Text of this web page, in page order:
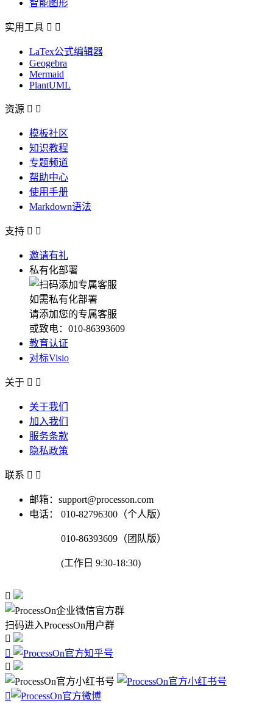
智能图形
实用工具  
LaTex公式编辑器
Geogebra
Mermaid
PlantUML
资源  
模板社区
知识教程
专题频道
帮助中心
使用手册
Markdown语法
支持  
邀请有礼
私有化部署
如需私有化部署
请添加您的专属客服
或致电：010-86393609
教育认证
对标Visio
关于  
关于我们
加入我们
服务条款
隐私政策
联系  
邮箱：support@processon.com
电话：
010-82796300（个人版）
010-86393609（团队版）
(工作日 9:30-18:30)

扫码进入ProcessOn用户群



